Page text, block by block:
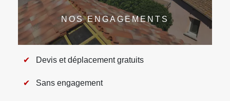
NOS ENGAGEMENTS
Devis et déplacement gratuits
Sans engagement